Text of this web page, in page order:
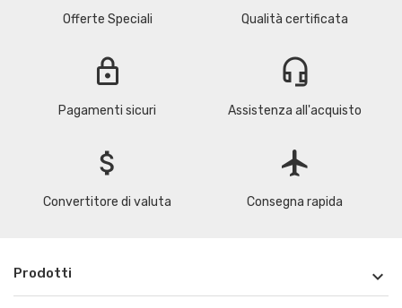
Offerte Speciali Qualità certificata
lock
Pagamenti sicuri
headset_mic
Assistenza all'acquisto
attach_money
Convertitore di valuta
flight
Consegna rapida
Prodotti 